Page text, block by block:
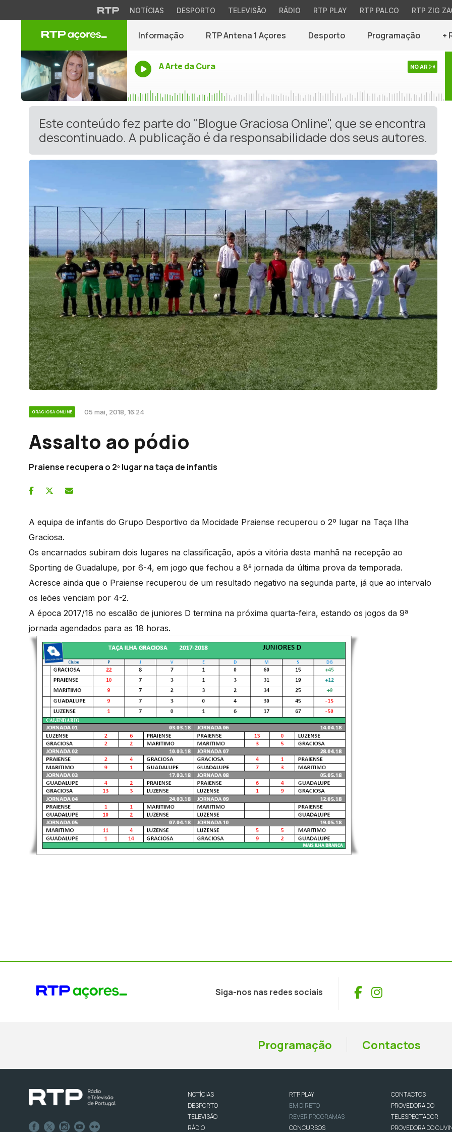
NOTÍCIAS DESPORTO TELEVISÃO RÁDIO RTP PLAY RTP PALCO RTP ZIG
Informação RTP Antena 1 Açores Desporto Programação +
A Arte da Cura NO AR
Este conteúdo fez parte do "Blogue Graciosa Online", que se encontra
descontinuado. A publicação é da responsabilidade dos seus autores.
GRACIOSA ONLINE 05 mai, 2018, 16:24
Assalto ao pódio
Praiense recupera o 2º lugar na taça de infantis
A equipa de infantis do Grupo Desportivo da Mocidade Praiense recuperou o 2º lugar na Taça Ilha
Graciosa.
Os encarnados subiram dois lugares na classificação, após a vitória desta manhã na recepção ao
Sporting de Guadalupe, por 6-4, em jogo que fechou a 8ª jornada da última prova da temporada.
Acresce ainda que o Praiense recuperou de um resultado negativo na segunda parte, já que ao intervalo
os leões venciam por 4-2.
A época 2017/18 no escalão de juniores D termina na próxima quarta-feira, estando os jogos da 9ª
jornada agendados para as 18 horas.
Siga-nos nas redes sociais Facebook
Instagram
Programação Contactos
NOTÍCIAS
DESPORTO
TELEVISÃO
RÁDIO
RTP PLAY
EM DIRETO
REVER PROGRAMAS
CONCURSOS
CONTACTOS
PROVEDORA DO
TELESPECTADOR
PROVEDORA DO